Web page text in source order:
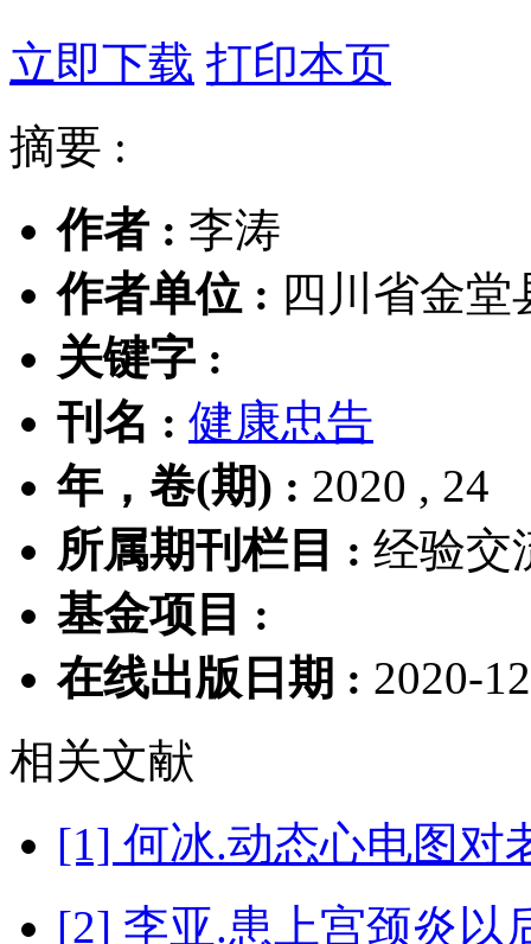
立即下载 打印本页
摘要 :
作者 : 李涛
作者单位 : 四川省金堂
关键字 :
刊名 : 健康忠告
年，卷(期) : 2020 , 24
所属期刊栏目 : 经验交
基金项目 :
在线出版日期 : 2020-
相关文献
[1] 何冰.动态心电图对
[2] 李亚.患上宫颈炎以